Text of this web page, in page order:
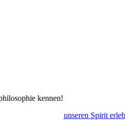
kennen!
unseren Spirit